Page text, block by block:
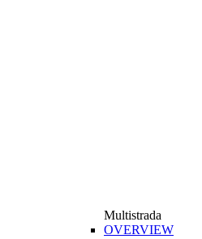
Multistrada
OVERVIEW